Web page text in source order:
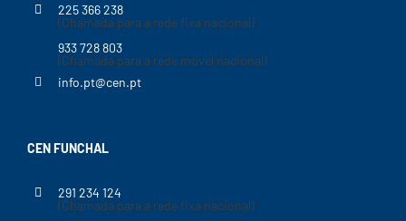
225 366 238
(Chamada para a rede fixa nacional)
933 728 803
(Chamada para a rede móvel nacional)
info.pt@cen.pt
CEN FUNCHAL
291 234 124
(Chamada para a rede fixa nacional)